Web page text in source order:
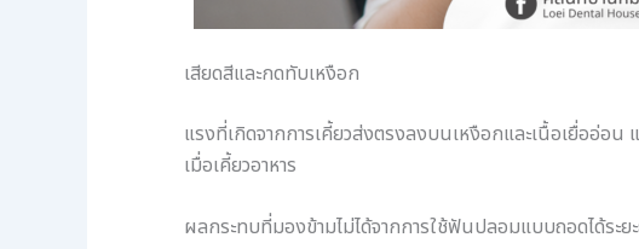
เสียดสีและกดทับเหงือก
แรงที่เกิดจากการเคี้ยวส่งตรงลงบนเหงือกและเนื้อเยื่ออ่อ
เมื่อเคี้ยวอาหาร
ผลกระทบที่มองข้ามไม่ได้จากการใช้ฟันปลอมแบบถอดได้ระยะ